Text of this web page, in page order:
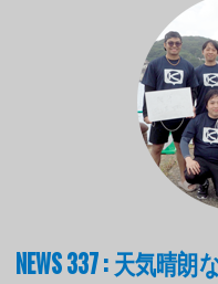
NEWS 337 : 天気晴朗